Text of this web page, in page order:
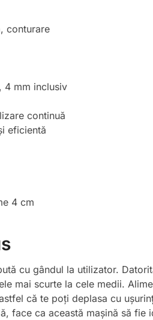
conturare
4 mm inclusiv
continuă
eficientă
4 cm
cu gândul la utilizator.
mai scurte la cele medii.
că te poți deplasa cu
face ca această mașină să